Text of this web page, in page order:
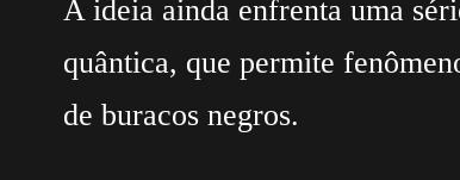
A ideia ainda enfrenta uma
quântica, que permite
de buracos negros.